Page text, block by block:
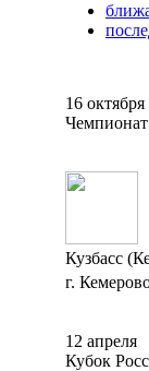
16 октября
Кузбасс
г.
12 апреля
Кубок